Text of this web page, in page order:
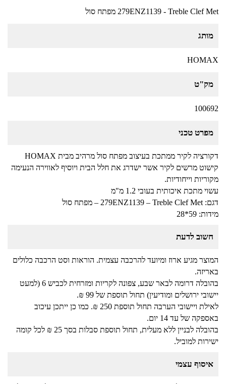
279ENZ1139 - Treble Clef Met מפתח סול
מותג
HOMAX
מק"ט
100692
מפרט טכני
דקורציה לקיר ממתכת בעיצוב מפתח סול מרהיב מבית HOMAX
קישוט מרשים לקיר אשר ישדרג את חלל הבית ויוסיף לאווירה הנעימה
מקוריות וייחודיות.
עשוי מתכת איכותית בעובי 1.2 מ"מ
דגם: 279ENZ1139 – Treble Clef Met – מפתח סול
מידות: 59*28
חשוב לדעת
המוצר מגיע ארוז ומיועד להרכבה עצמית. הוראות וסט הרכבה כלולים
באריזה.
בהובלה דרומה לבאר שבע, צפונה לקריות ומזרחית לכביש 6 (למעט
יישובי ירושלים ומודיעין) תחול תוספת של 99 ₪.
לאילת ויישובי הערבה תחול תוספת 250 ₪. כמו כן ייתכן עיכוב
באספקה של עד 14 יום.
בהובלה לבניין ללא מעלית, תחול תוספת סבלות בסך 25 ₪ לכל קומה
ישירות למוביל.
איסוף עצמי